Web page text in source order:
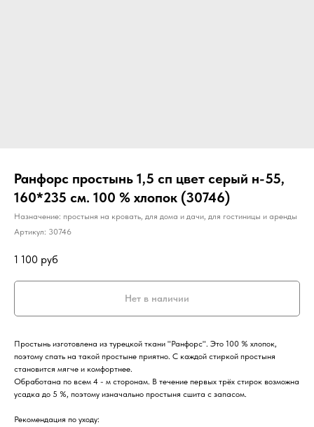
Ранфорс простынь 1,5 сп цвет серый н-55,
160*235 см. 100 % хлопок (30746)
Назначение: простыня на кровать, для дома и дачи, для гостиницы и аренды
Артикул: 30746
1 100 руб
Нет в наличии
Простынь изготовлена из турецкой ткани "Ранфорс". Это 100 % хлопок,
поэтому спать на такой простыне приятно. С каждой стиркой простыня
становится мягче и комфортнее.
Обработана по всем 4 - м сторонам. В течение первых трёх стирок возможна
усадка до 5 %, поэтому изначально простыня сшита с запасом.
Рекомендация по уходу: